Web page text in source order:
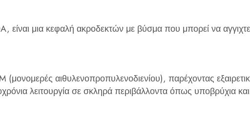
μια κεφαλή ακροδεκτών με βύσμα που μπορεί να αγγιχτεί
αιθυλενοπροπυλενοδιενίου), παρέχοντας
λειτουργία σε σκληρά περιβάλλοντα όπως υποβρύχια